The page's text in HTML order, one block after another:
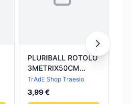
PLURIBALL ROTOLO
3METRIX50CM
BOLLE ARIA
IMBALLAGGIO
PROTEGGERE
TrAdE Shop Traesio
3,99 €